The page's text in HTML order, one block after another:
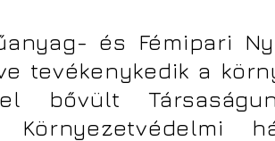
és Fémipari
tevékenykedik a
bővült